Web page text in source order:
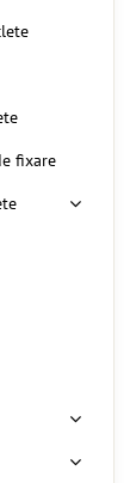
fixare